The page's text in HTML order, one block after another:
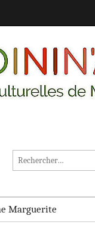
Rechercher :
Marguerite